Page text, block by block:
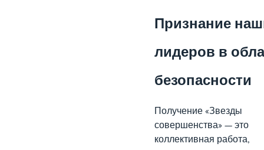
Признание
лидеров в
безопасности
Получение «Звезды
совершенства» — это
коллективная работа,